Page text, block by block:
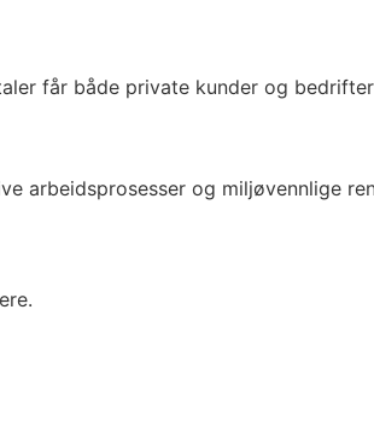
får både private kunder og
arbeidsprosesser og miljøvennlige